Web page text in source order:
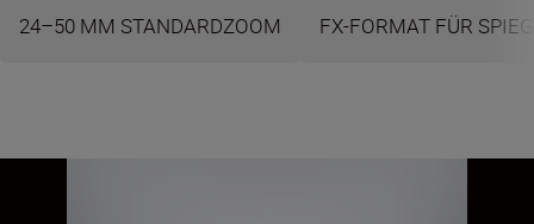
24–50 MM STANDARDZOOM FX-FORMAT FÜR